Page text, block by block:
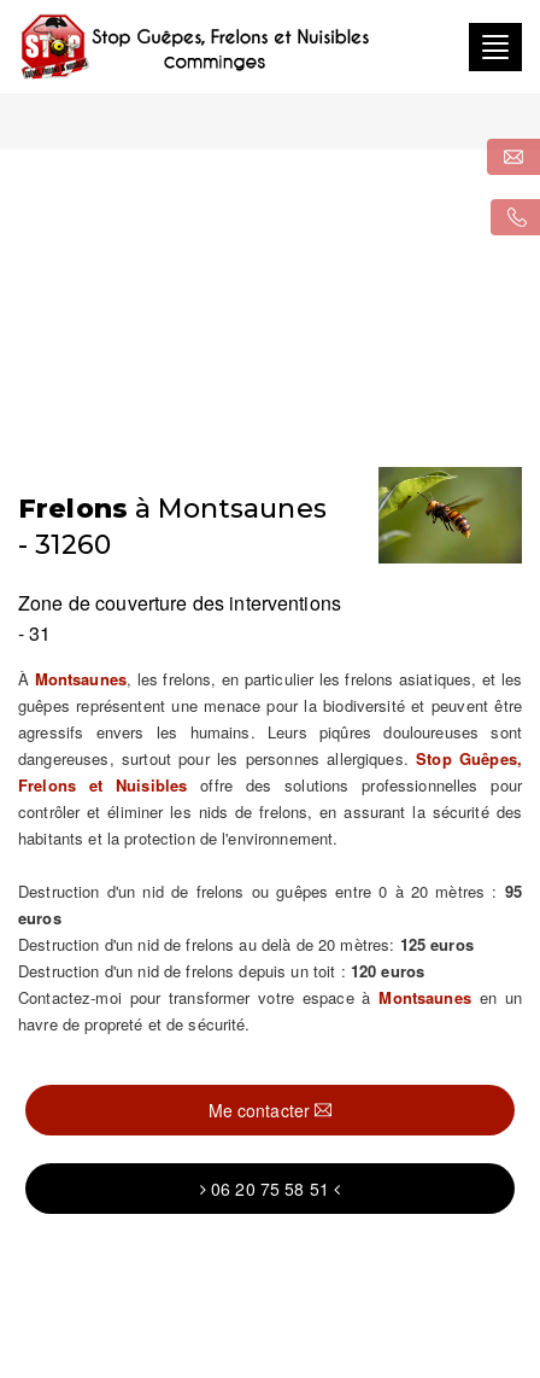
Frelons à Montsaunes
- 31260
Zone de couverture des interventions
- 31
À Montsaunes, les frelons, en particulier les frelons asiatiques, et les
guêpes représentent une menace pour la biodiversité et peuvent être
agressifs envers les humains. Leurs piqûres douloureuses sont
dangereuses, surtout pour les personnes allergiques.Stop Guêpes,
Frelons et Nuisibles offre des solutions professionnelles pour
contrôler et éliminer les nids de frelons, en assurant la sécurité des
habitants et la protection de l'environnement.
Destruction d'un nid de frelons ou guêpes entre 0 à 20 mètres : 95
euros
Destruction d'un nid de frelons au delà de 20 mètres: 125 euros
Destruction d'un nid de frelons depuis un toit : 120 euros
Contactez-moi pour transformer votre espace àMontsaunesen un
havre de propreté et de sécurité.
Me contacter
06 20 75 58 51